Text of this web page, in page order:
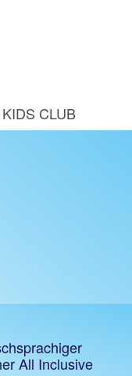
CLUB
All Inclusive